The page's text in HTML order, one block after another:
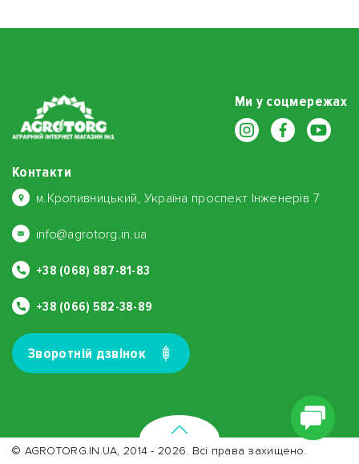
Ми у соцмережах
Контакти
м.Кропивницький, Україна проспект Інженерів 7
info@agrotorg.in.ua
+38 (068) 887-81-83
+38 (066) 582-38-89
Зворотнiй дзвiнок
© AGROTORG.IN.UA, 2014 - 2026. Всі права захищено.